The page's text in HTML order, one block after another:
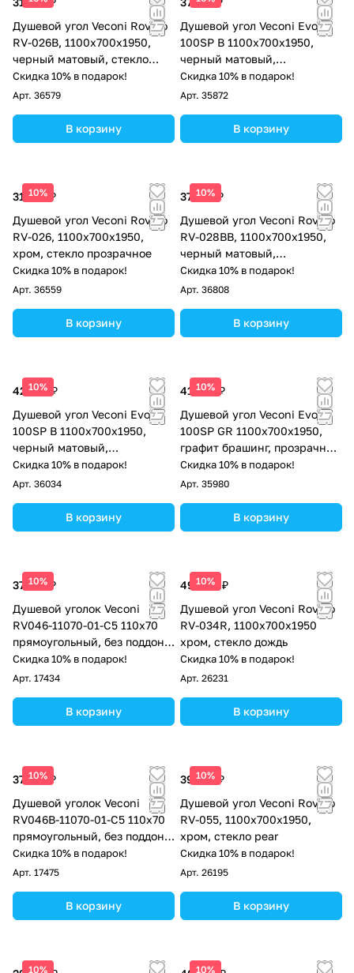
Душевой угол Veconi Rovigo
RV-026B, 1100х700х1950,
черный матовый, стекло
прозрачное
Скидка 10% в подарок!
Арт. 36579
В корзину
Душевой угол Veconi Evo
100SP B 1100х700x1950,
черный матовый,
прозрачное стекло
Скидка 10% в подарок!
Арт. 35872
В корзину
10%
31 742 ₽
Душевой угол Veconi Rovigo
RV-026, 1100х700х1950,
хром, стекло прозрачное
Скидка 10% в подарок!
Арт. 36559
В корзину
10%
37 102 ₽
Душевой угол Veconi Rovigo
RV-028BB, 1100х700х1950,
черный матовый,
прозрачное стекло
Скидка 10% в подарок!
Арт. 36808
В корзину
10%
42 412 ₽
Душевой угол Veconi Evo
100SP B 1100х700x1950,
черный матовый,
тонированное стекло
Скидка 10% в подарок!
Арт. 36034
В корзину
10%
41 461 ₽
Душевой угол Veconi Evo
100SP GR 1100х700x1950,
графит брашинг, прозрачное
стекло
Скидка 10% в подарок!
Арт. 35980
В корзину
10%
37 318 ₽
Душевой уголок Veconi
RV046-11070-01-C5 110х70
прямоугольный, без поддона,
прозрачное стекло, хром
Скидка 10% в подарок!
Арт. 17434
В корзину
10%
49 094 ₽
Душевой угол Veconi Rovigo
RV-034R, 1100х700х1950
хром, стекло дождь
Скидка 10% в подарок!
Арт. 26231
В корзину
10%
37 318 ₽
Душевой уголок Veconi
RV046B-11070-01-C5 110х70
прямоугольный, без поддона,
прозрачное стекло, чёрный
матовый
Скидка 10% в подарок!
Арт. 17475
В корзину
10%
39 714 ₽
Душевой угол Veconi Rovigo
RV-055, 1100х700х1950,
хром, стекло pear
Скидка 10% в подарок!
Арт. 26195
В корзину
10% 10%